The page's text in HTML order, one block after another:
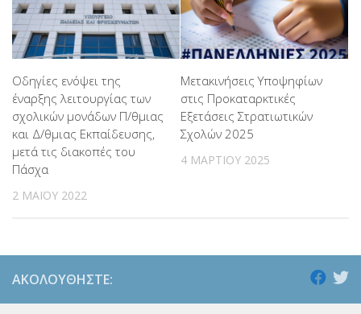
Οδηγίες ενόψει της
έναρξης λειτουργίας των
σχολικών μονάδων Π/θμιας
και Δ/θμιας Εκπαίδευσης,
μετά τις διακοπές του
Πάσχα
2 ΜΑΪ́ΟΥ 2022
Μετακινήσεις Υποψηφίων
στις Προκαταρκτικές
Εξετάσεις Στρατιωτικών
Σχολών 2025
4 ΜΑΡΤΊΟΥ 2025
ΑΚΟΛΟΥΘΉΣΤΕ: